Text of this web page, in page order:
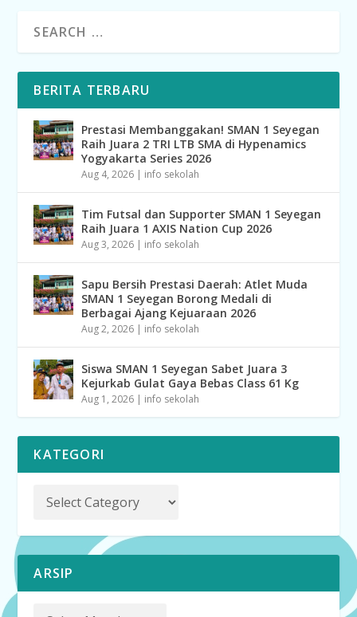
BERITA TERBARU
Prestasi Membanggakan! SMAN 1 Seyegan
Raih Juara 2 TRI LTB SMA di Hypenamics
Yogyakarta Series 2026
Aug 4, 2026 | info sekolah
Tim Futsal dan Supporter SMAN 1 Seyegan
Raih Juara 1 AXIS Nation Cup 2026
Aug 3, 2026 | info sekolah
Sapu Bersih Prestasi Daerah: Atlet Muda
SMAN 1 Seyegan Borong Medali di
Berbagai Ajang Kejuaraan 2026
Aug 2, 2026 | info sekolah
Siswa SMAN 1 Seyegan Sabet Juara 3
Kejurkab Gulat Gaya Bebas Class 61 Kg
Aug 1, 2026 | info sekolah
KATEGORI
ARSIP